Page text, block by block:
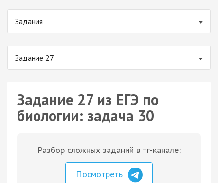
Задания
Задание 27
Задание 27 из ЕГЭ по
биологии: задача 30
Разбор сложных заданий в тг-канале:
Посмотреть